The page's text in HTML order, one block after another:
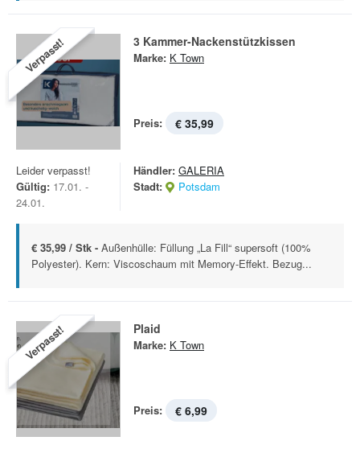
Verpasst! 3 Kammer-Nackenstützkissen
Marke: K Town
Preis: € 35,99
Leider verpasst!
Gültig: 17.01. -
24.01.
Händler: GALERIA
Stadt:
Potsdam
€ 35,99 / Stk - Außenhülle: Füllung „La Fill“ supersoft (100%
Polyester). Kern: Viscoschaum mit Memory-Effekt. Bezug...
Verpasst! Plaid
Marke: K Town
Preis: € 6,99